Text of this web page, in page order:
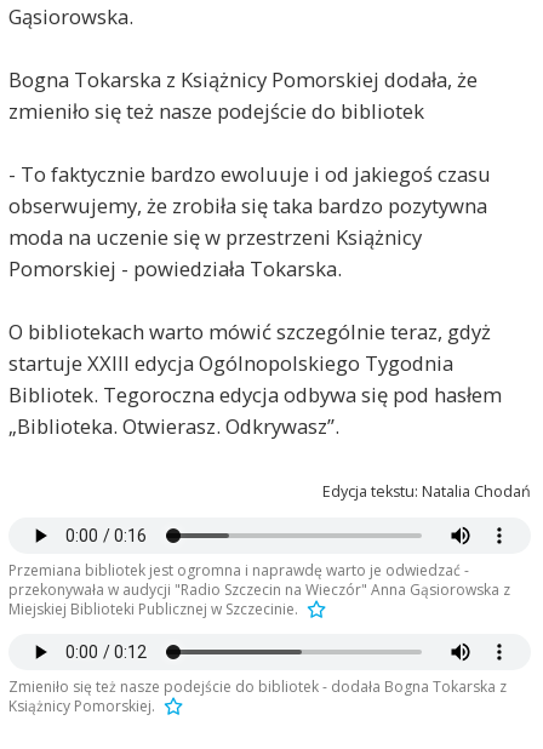
Gąsiorowska.
Bogna Tokarska z Książnicy Pomorskiej dodała, że
zmieniło się też nasze podejście do bibliotek
- To faktycznie bardzo ewoluuje i od jakiegoś czasu
obserwujemy, że zrobiła się taka bardzo pozytywna
moda na uczenie się w przestrzeni Książnicy
Pomorskiej - powiedziała Tokarska.
O bibliotekach warto mówić szczególnie teraz, gdyż
startuje XXIII edycja Ogólnopolskiego Tygodnia
Bibliotek. Tegoroczna edycja odbywa się pod hasłem
„Biblioteka. Otwierasz. Odkrywasz”.
Edycja tekstu: Natalia Chodań
Przemiana bibliotek jest ogromna i naprawdę warto je odwiedzać -
przekonywała w audycji "Radio Szczecin na Wieczór" Anna Gąsiorowska z
Miejskiej Biblioteki Publicznej w Szczecinie.
Zmieniło się też nasze podejście do bibliotek - dodała Bogna Tokarska z
Książnicy Pomorskiej.